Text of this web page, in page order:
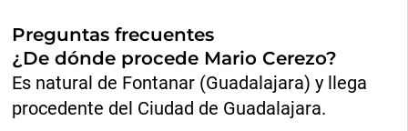
Preguntas frecuentes
¿De dónde procede Mario Cerezo?
Es natural de Fontanar (Guadalajara) y llega
procedente del Ciudad de Guadalajara.